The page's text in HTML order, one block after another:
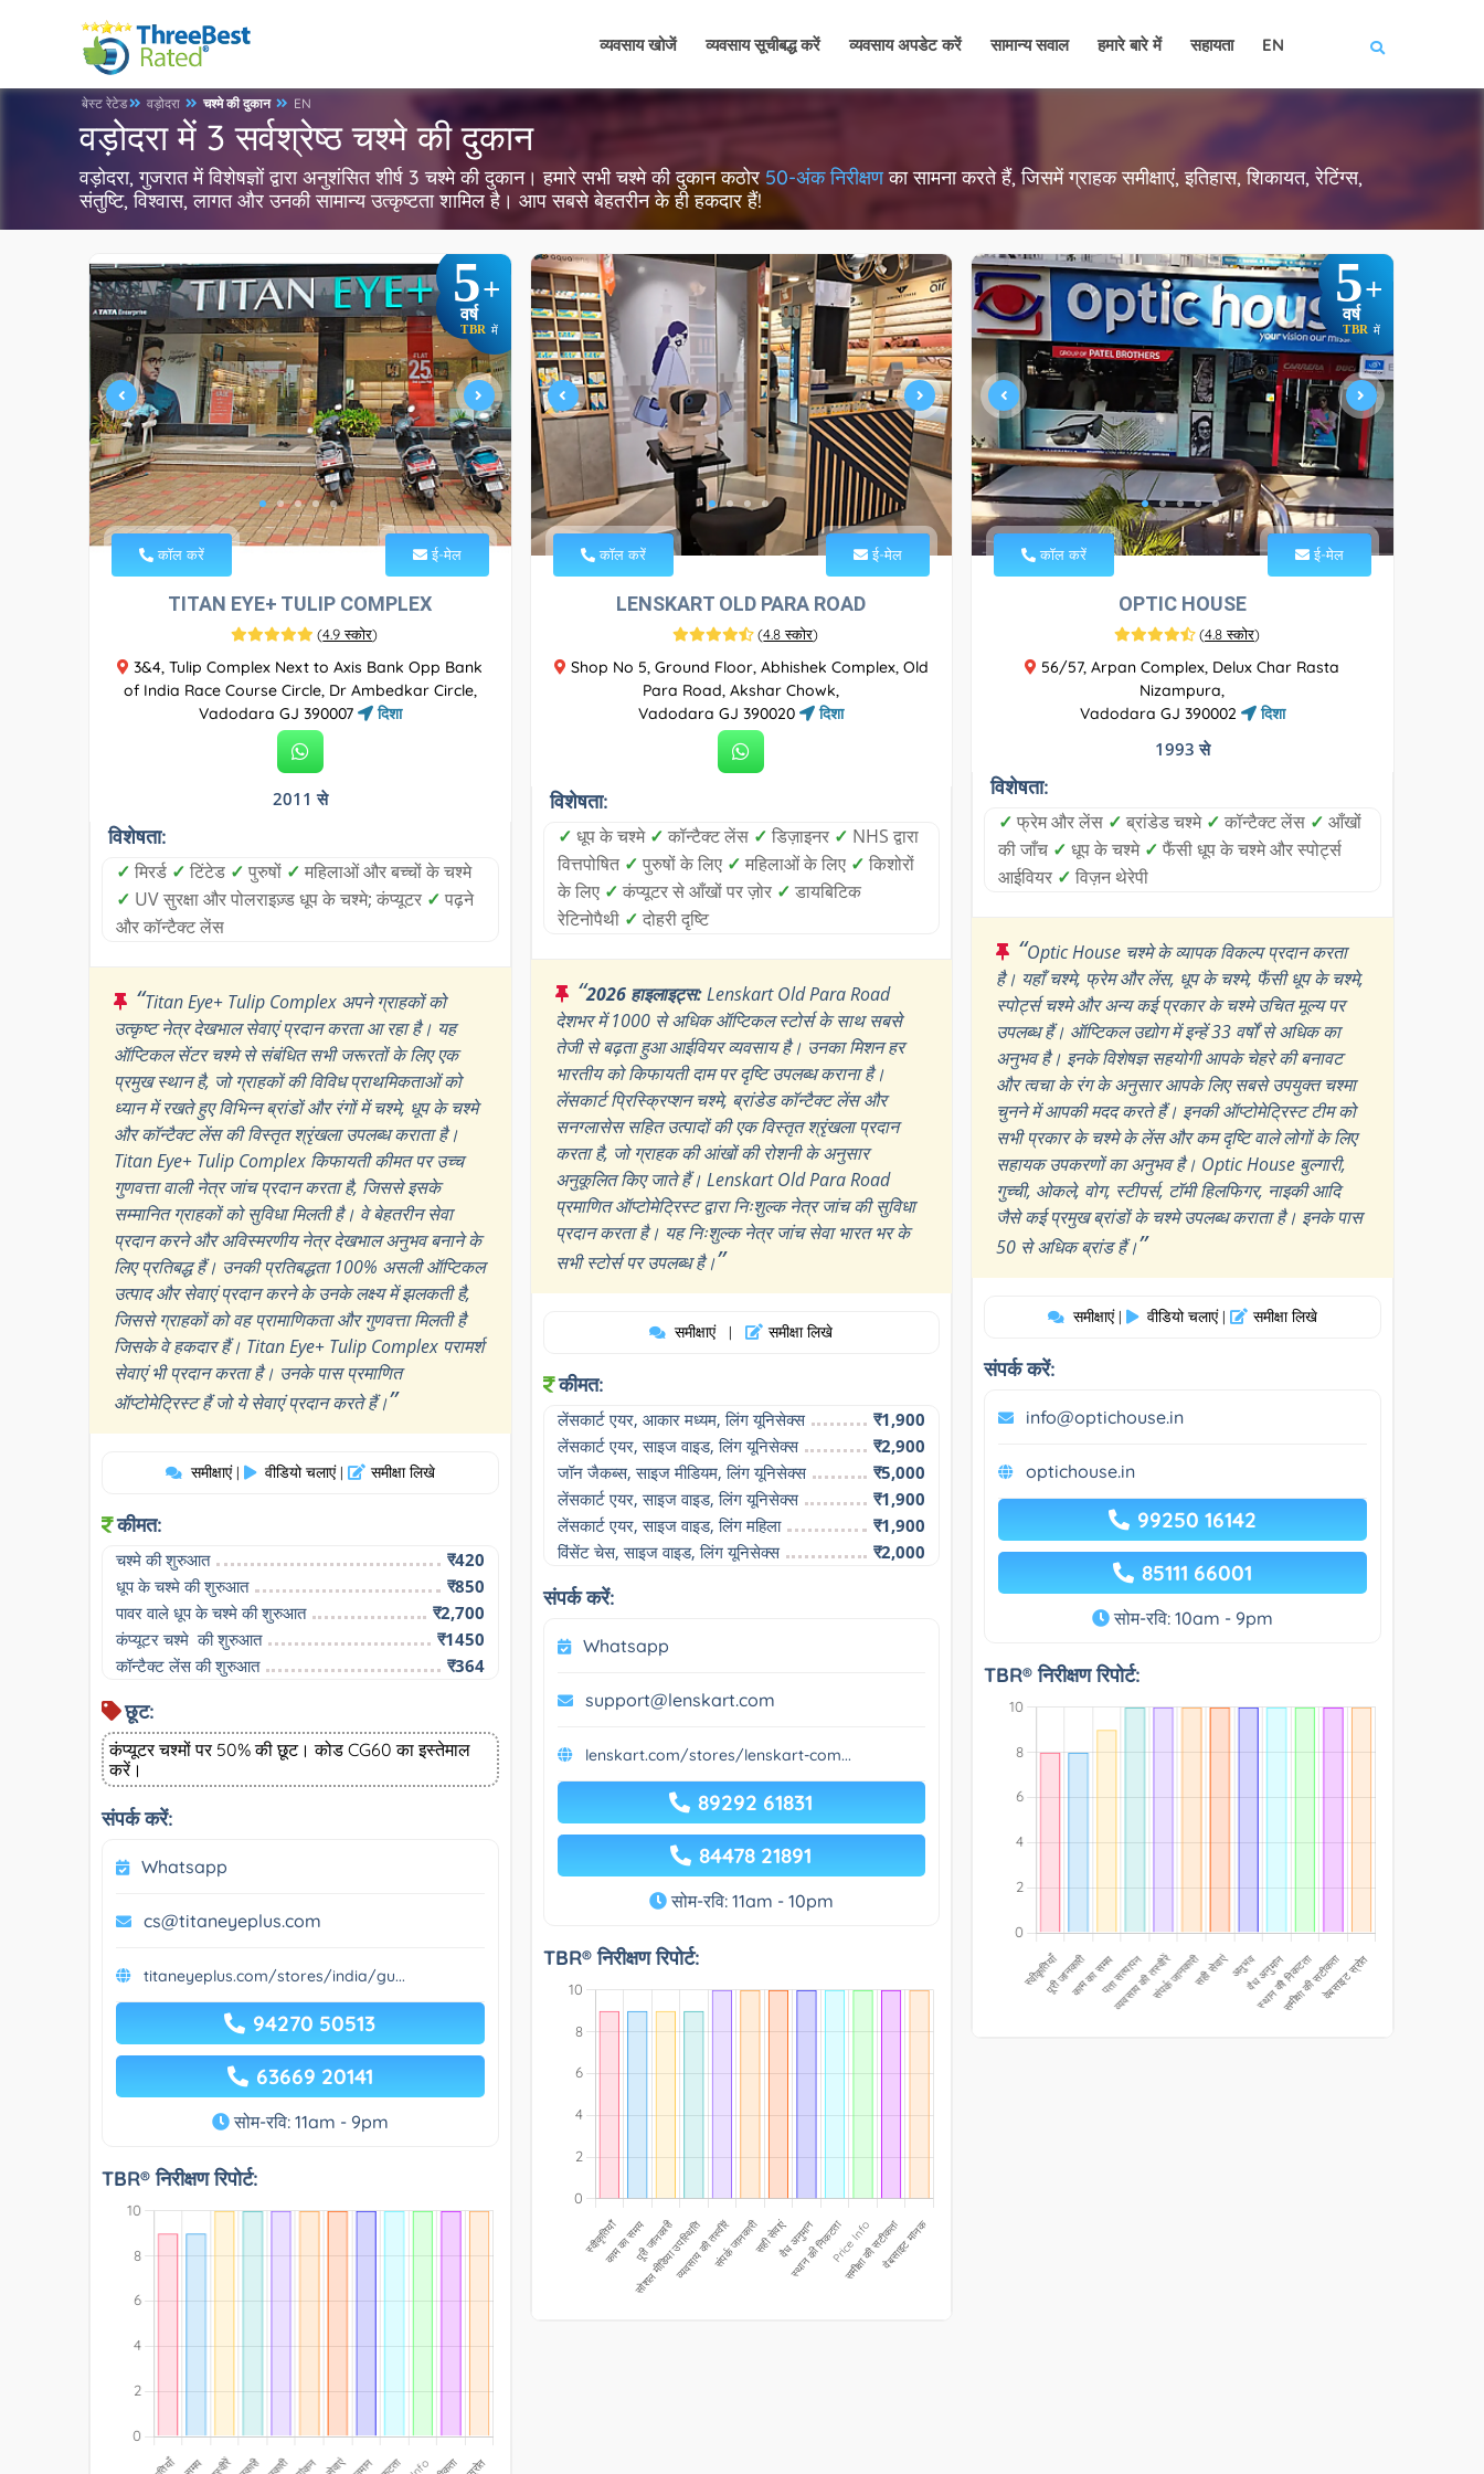
व्यवसाय खोजें व्यवसाय सूचीबद्ध करें व्यवसाय अपडेट करें सामान्य सवाल हमारे बारे में सहायता EN
बेस्ट रेटेड वड़ोदरा चश्मे की दुकान EN
वड़ोदरा में 3 सर्वश्रेष्ठ चश्मे की दुकान
वड़ोदरा, गुजरात में विशेषज्ञों द्वारा अनुशंसित शीर्ष 3 चश्मे की दुकान। हमारे सभी चश्मे की दुकान कठोर50-अंक निरीक्षणका सामना करते हैं, जिसमें ग्राहक समीक्षाएं, इतिहास, शिकायत, रेटिंग्स,
संतुष्टि, विश्वास, लागत और उनकी सामान्य उत्कृष्टता शामिल है। आप सबसे बेहतरीन के ही हकदार हैं!
5+
वर्ष
TBR में
कॉल करें ई-मेल
TITAN EYE+ TULIP COMPLEX
(4.9 स्कोर)
3&4, Tulip Complex Next to Axis Bank Opp Bank
of India Race Course Circle, Dr Ambedkar Circle,
Vadodara GJ 390007
दिशा
2011 से
विशेषता:
✓ मिरर्ड ✓ टिंटेड ✓ पुरुषों ✓ महिलाओं और बच्चों के चश्मे
✓ UV सुरक्षा और पोलराइज़्ड धूप के चश्मे; कंप्यूटर ✓ पढ़ने
और कॉन्टैक्ट लेंस
“Titan Eye+ Tulip Complex अपने ग्राहकों को
उत्कृष्ट नेत्र देखभाल सेवाएं प्रदान करता आ रहा है। यह
ऑप्टिकल सेंटर चश्मे से संबंधित सभी जरूरतों के लिए एक
प्रमुख स्थान है, जो ग्राहकों की विविध प्राथमिकताओं को
ध्यान में रखते हुए विभिन्न ब्रांडों और रंगों में चश्मे, धूप के चश्मे
और कॉन्टैक्ट लेंस की विस्तृत श्रृंखला उपलब्ध कराता है।
Titan Eye+ Tulip Complex किफायती कीमत पर उच्च
गुणवत्ता वाली नेत्र जांच प्रदान करता है, जिससे इसके
सम्मानित ग्राहकों को सुविधा मिलती है। वे बेहतरीन सेवा
प्रदान करने और अविस्मरणीय नेत्र देखभाल अनुभव बनाने के
लिए प्रतिबद्ध हैं। उनकी प्रतिबद्धता 100% असली ऑप्टिकल
उत्पाद और सेवाएं प्रदान करने के उनके लक्ष्य में झलकती है,
जिससे ग्राहकों को वह प्रामाणिकता और गुणवत्ता मिलती है
जिसके वे हकदार हैं। Titan Eye+ Tulip Complex परामर्श
सेवाएं भी प्रदान करता है। उनके पास प्रमाणित
ऑप्टोमेट्रिस्ट हैं जो ये सेवाएं प्रदान करते हैं।”
समीक्षाएं | वीडियो चलाएं | समीक्षा लिखे
कीमत:
चश्मे की शुरुआत
₹420
धूप के चश्मे की शुरुआत
₹850
पावर वाले धूप के चश्मे की शुरुआत
₹2,700
कंप्यूटर चश्मे  की शुरुआत
₹1450
कॉन्टैक्ट लेंस की शुरुआत
₹364
छूट:
कंप्यूटर चश्मों पर 50% की छूट। कोड CG60 का इस्तेमाल
करें।
संपर्क करें:
Whatsapp
cs@titaneyeplus.com
titaneyeplus.com/stores/india/gu...
94270 50513
63669 20141
सोम-रवि: 11am - 9pm
TBR® निरीक्षण रिपोर्ट:
कॉल करें ई-मेल
LENSKART OLD PARA ROAD
(4.8 स्कोर)
Shop No 5, Ground Floor, Abhishek Complex, Old
Para Road, Akshar Chowk,
Vadodara GJ 390020
दिशा
विशेषता:
✓ धूप के चश्मे ✓ कॉन्टैक्ट लेंस ✓ डिज़ाइनर ✓ NHS द्वारा
वित्तपोषित ✓ पुरुषों के लिए ✓ महिलाओं के लिए ✓ किशोरों
के लिए ✓ कंप्यूटर से आँखों पर ज़ोर ✓ डायबिटिक
रेटिनोपैथी ✓ दोहरी दृष्टि
“2026 हाइलाइट्स:Lenskart Old Para Road
देशभर में 1000 से अधिक ऑप्टिकल स्टोर्स के साथ सबसे
तेजी से बढ़ता हुआ आईवियर व्यवसाय है। उनका मिशन हर
भारतीय को किफायती दाम पर दृष्टि उपलब्ध कराना है।
लेंसकार्ट प्रिस्क्रिप्शन चश्मे, ब्रांडेड कॉन्टैक्ट लेंस और
सनग्लासेस सहित उत्पादों की एक विस्तृत श्रृंखला प्रदान
करता है, जो ग्राहक की आंखों की रोशनी के अनुसार
अनुकूलित किए जाते हैं। Lenskart Old Para Road
प्रमाणित ऑप्टोमेट्रिस्ट द्वारा निःशुल्क नेत्र जांच की सुविधा
प्रदान करता है। यह निःशुल्क नेत्र जांच सेवा भारत भर के
सभी स्टोर्स पर उपलब्ध है।”
समीक्षाएं | समीक्षा लिखे
कीमत:
लेंसकार्ट एयर, आकार मध्यम, लिंग यूनिसेक्स
₹1,900
लेंसकार्ट एयर, साइज वाइड, लिंग यूनिसेक्स
₹2,900
जॉन जैकब्स, साइज मीडियम, लिंग यूनिसेक्स
₹5,000
लेंसकार्ट एयर, साइज वाइड, लिंग यूनिसेक्स
₹1,900
लेंसकार्ट एयर, साइज वाइड, लिंग महिला
₹1,900
विंसेंट चेस, साइज वाइड, लिंग यूनिसेक्स
₹2,000
संपर्क करें:
Whatsapp
support@lenskart.com
lenskart.com/stores/lenskart-com...
89292 61831
84478 21891
सोम-रवि: 11am - 10pm
TBR® निरीक्षण रिपोर्ट:
5+
वर्ष
TBR में
कॉल करें ई-मेल
OPTIC HOUSE
(4.8 स्कोर)
56/57, Arpan Complex, Delux Char Rasta
Nizampura,
Vadodara GJ 390002
दिशा
1993 से
विशेषता:
✓ फ्रेम और लेंस ✓ ब्रांडेड चश्मे ✓ कॉन्टैक्ट लेंस ✓ आँखों
की जाँच ✓ धूप के चश्मे ✓ फैंसी धूप के चश्मे और स्पोर्ट्स
आईवियर ✓ विज़न थेरेपी
“Optic House चश्मे के व्यापक विकल्प प्रदान करता
है। यहाँ चश्मे, फ्रेम और लेंस, धूप के चश्मे, फैंसी धूप के चश्मे,
स्पोर्ट्स चश्मे और अन्य कई प्रकार के चश्मे उचित मूल्य पर
उपलब्ध हैं। ऑप्टिकल उद्योग में इन्हें 33 वर्षों से अधिक का
अनुभव है। इनके विशेषज्ञ सहयोगी आपके चेहरे की बनावट
और त्वचा के रंग के अनुसार आपके लिए सबसे उपयुक्त चश्मा
चुनने में आपकी मदद करते हैं। इनकी ऑप्टोमेट्रिस्ट टीम को
सभी प्रकार के चश्मे के लेंस और कम दृष्टि वाले लोगों के लिए
सहायक उपकरणों का अनुभव है। Optic House बुल्गारी,
गुच्ची, ओकले, वोग, स्टीपर्स, टॉमी हिलफिगर, नाइकी आदि
जैसे कई प्रमुख ब्रांडों के चश्मे उपलब्ध कराता है। इनके पास
50 से अधिक ब्रांड हैं।”
समीक्षाएं | वीडियो चलाएं | समीक्षा लिखे
संपर्क करें:
info@optichouse.in
optichouse.in
99250 16142
85111 66001
सोम-रवि: 10am - 9pm
TBR® निरीक्षण रिपोर्ट: